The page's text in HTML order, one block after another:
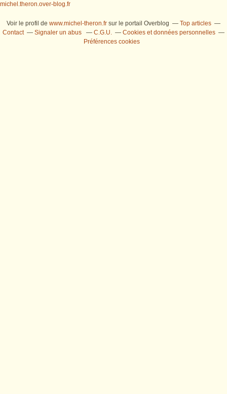
michel.theron.over-blog.fr
Voir le profil de www.michel-theron.fr sur le portail Overblog
Top articles
Contact
Signaler un abus C.G.U.
Cookies et données personnelles
Préférences cookies